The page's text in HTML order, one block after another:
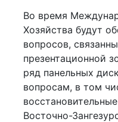
Во время
Хозяйства будут
вопросов,
презентационной
ряд панельных
вопросам, в том
Восточно-